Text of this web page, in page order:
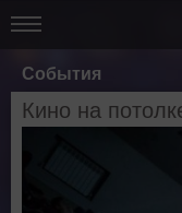
События
Кино на